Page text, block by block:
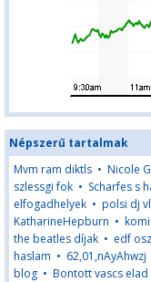
Népszerű tartalmak
Mvm ram diktls • Nicole
szlessgi fok • Scharfes s
elfogadhelyek • polsi dj
KatharineHepburn •
the beatles díjak • edf
haslam • 62,01,nAyAhwzj
blog • Bontott vascs elad